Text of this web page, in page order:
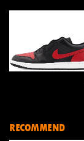
RECOMMEND